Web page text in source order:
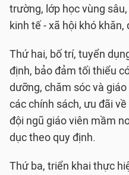
trường, lớp học vùng
kinh tế - xã hội khó
Thứ hai, bố trí, tuyển
định, bảo đảm tối thiểu
dưỡng, chăm sóc và
các chính sách, ưu đãi
đội ngũ giáo viên mầm
dục theo quy định.
Thứ ba, triển khai thực